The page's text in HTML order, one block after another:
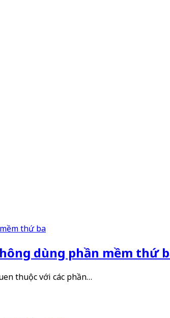
dùng phần mềm thứ
thuộc với các phần…